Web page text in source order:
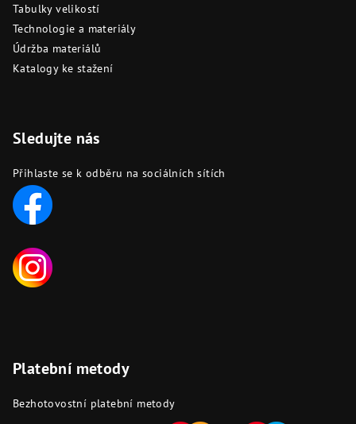
Tabulky velikostí
Technologie a materiály
Údržba materiálů
Katalogy ke stažení
Sledujte nás
Přihlaste se k odběru na sociálních sítích
Platební metody
Bezhotovostní platební metody